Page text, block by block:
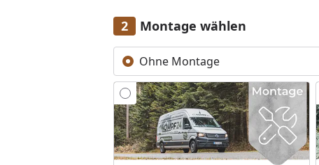
Montage wählen
Ohne Montage